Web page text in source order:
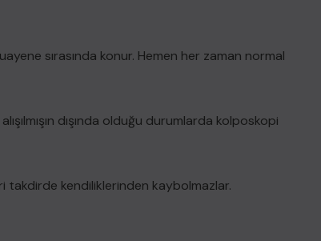
sırasında konur. Hemen her zaman normal
dışında olduğu durumlarda kolposkopi
takdirde kendiliklerinden kaybolmazlar.